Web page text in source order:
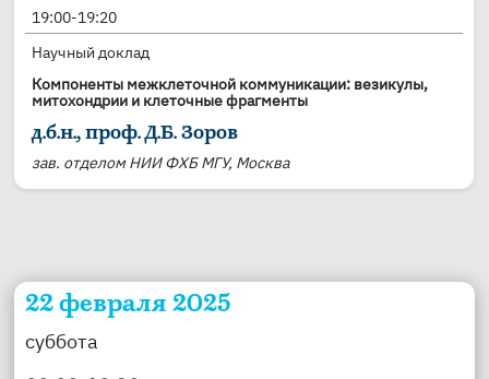
19:00-19:20
Научный доклад
Компоненты межклеточной коммуникации: везикулы,
митохондрии и клеточные фрагменты
д.б.н., проф. Д.Б. Зоров
зав. отделом НИИ ФХБ МГУ, Москва
22 февраля 2025
суббота